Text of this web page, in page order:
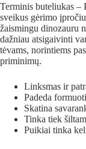
Terminis buteliukas –
sveikus gėrimo
žaismingu dinozauru
dažniau atsigaivinti
tėvams, norintiems
priminimų.
Linksmas ir
Padeda
Skatina
Tinka tiek
Puikiai tinka